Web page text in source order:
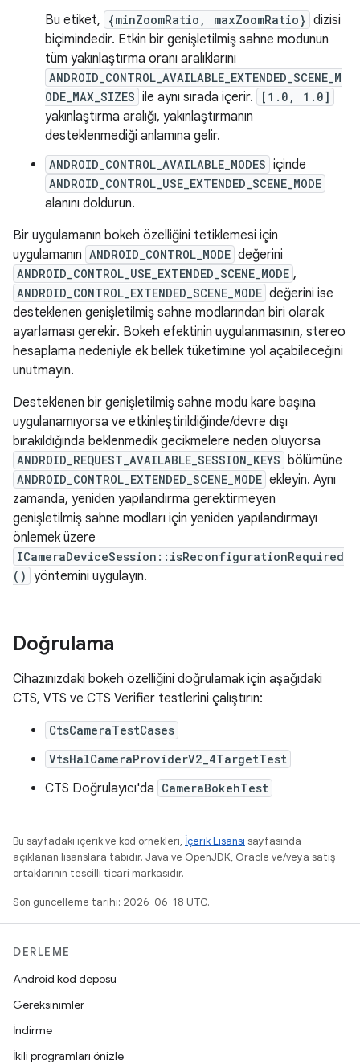
Bu etiket,
{minZoomRatio, maxZoomRatio} dizisi
biçimindedir. Etkin bir genişletilmiş sahne modunun
tüm yakınlaştırma oranı aralıklarını
ANDROID_CONTROL_AVAILABLE_EXTENDED_SCENE_M
ODE_MAX_SIZES ile aynı sırada içerir. [1.0, 1.0]
yakınlaştırma aralığı, yakınlaştırmanın
desteklenmediği anlamına gelir.
ANDROID_CONTROL_AVAILABLE_MODES içinde
ANDROID_CONTROL_USE_EXTENDED_SCENE_MODE
alanını doldurun.
Bir uygulamanın bokeh özelliğini tetiklemesi için
uygulamanın ANDROID_CONTROL_MODE değerini
ANDROID_CONTROL_USE_EXTENDED_SCENE_MODE ,
ANDROID_CONTROL_EXTENDED_SCENE_MODE değerini ise
desteklenen genişletilmiş sahne modlarından biri olarak
ayarlaması gerekir. Bokeh efektinin uygulanmasının, stereo
hesaplama nedeniyle ek bellek tüketimine yol açabileceğini
unutmayın.
Desteklenen bir genişletilmiş sahne modu kare başına
uygulanamıyorsa ve etkinleştirildiğinde/devre dışı
bırakıldığında beklenmedik gecikmelere neden oluyorsa
ANDROID_REQUEST_AVAILABLE_SESSION_KEYS bölümüne
ANDROID_CONTROL_EXTENDED_SCENE_MODE ekleyin. Aynı
zamanda, yeniden yapılandırma gerektirmeyen
genişletilmiş sahne modları için yeniden yapılandırmayı
önlemek üzere
ICameraDeviceSession::isReconfigurationRequired
() yöntemini uygulayın.
Doğrulama
Cihazınızdaki bokeh özelliğini doğrulamak için aşağıdaki
CTS, VTS ve CTS Verifier testlerini çalıştırın:
CtsCameraTestCases
VtsHalCameraProviderV2_4TargetTest
CTS Doğrulayıcı'da CameraBokehTest
Bu sayfadaki içerik ve kod örnekleri, İçerik Lisansı sayfasında
açıklanan lisanslara tabidir. Java ve OpenJDK, Oracle ve/veya satış
ortaklarının tescilli ticari markasıdır.
Son güncelleme tarihi: 2026-06-18 UTC.
DERLEME
Android kod deposu
Gereksinimler
İndirme
İkili programları önizle